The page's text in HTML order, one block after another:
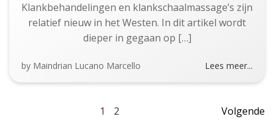
Klankbehandelingen en klankschaalmassage’s zijn
relatief nieuw in het Westen. In dit artikel wordt
dieper in gegaan op […]
by Maindrian Lucano Marcello Lees meer...
Pagina
1 Pagina
2 Volgende